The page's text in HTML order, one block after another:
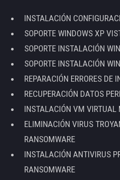
INSTALACIÓN
SOPORTE WINDOWS XP
SOPORTE INSTALACIÓN
SOPORTE INSTALACIÓN
REPARACIÓN ERRORES DE
RECUPERACIÓN DATOS
INSTALACIÓN VM
ELIMINACIÓN VIRUS
RANSOMWARE
INSTALACIÓN ANTIVIRUS
RANSOMWARE